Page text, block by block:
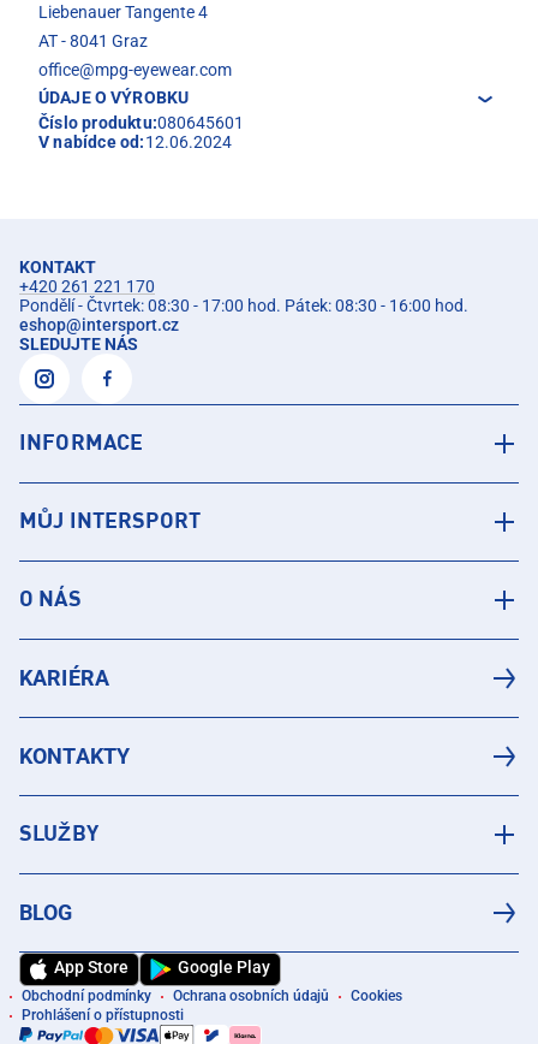
Liebenauer Tangente 4
AT - 8041 Graz
office@mpg-eyewear.com
ÚDAJE O VÝROBKU
Číslo produktu:080645601
V nabídce od:12.06.2024
KONTAKT
+420 261 221 170
Pondělí - Čtvrtek: 08:30 - 17:00 hod. Pátek: 08:30 - 16:00 hod.
eshop@intersport.cz
SLEDUJTE NÁS
INFORMACE
MŮJ INTERSPORT
O NÁS
KARIÉRA
KONTAKTY
SLUŽBY
BLOG
App Store Google Play
Obchodní podmínky Ochrana osobních údajů
Cookies
Prohlášení o přístupnosti